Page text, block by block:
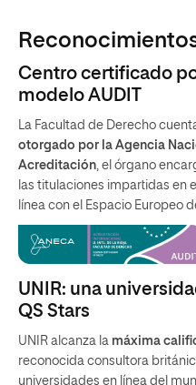
Centro certificado
modelo AUDIT
La Facultad de Derecho
otorgado por la Agencia
Acreditación, el órgano
las titulaciones impartidas en
línea con el Espacio Europeo
UNIR: una
QS Stars
UNIR alcanza la máxima
reconocida consultora
universidades en línea del